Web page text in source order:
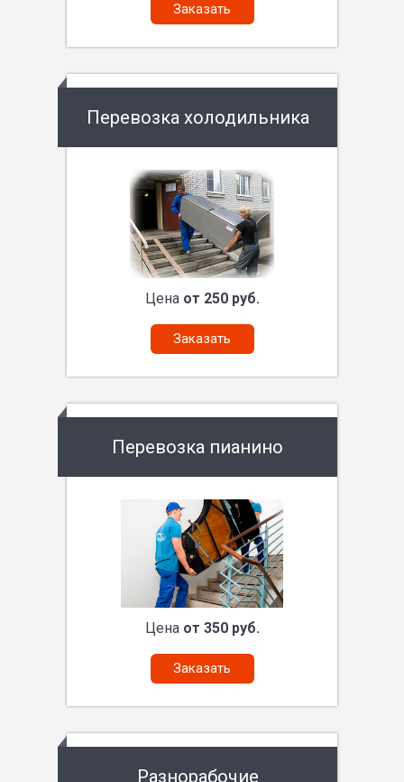
Заказать
Перевозка холодильника
Цена от 250 руб.
Заказать
Перевозка пианино
Цена от 350 руб.
Заказать
Разнорабочие